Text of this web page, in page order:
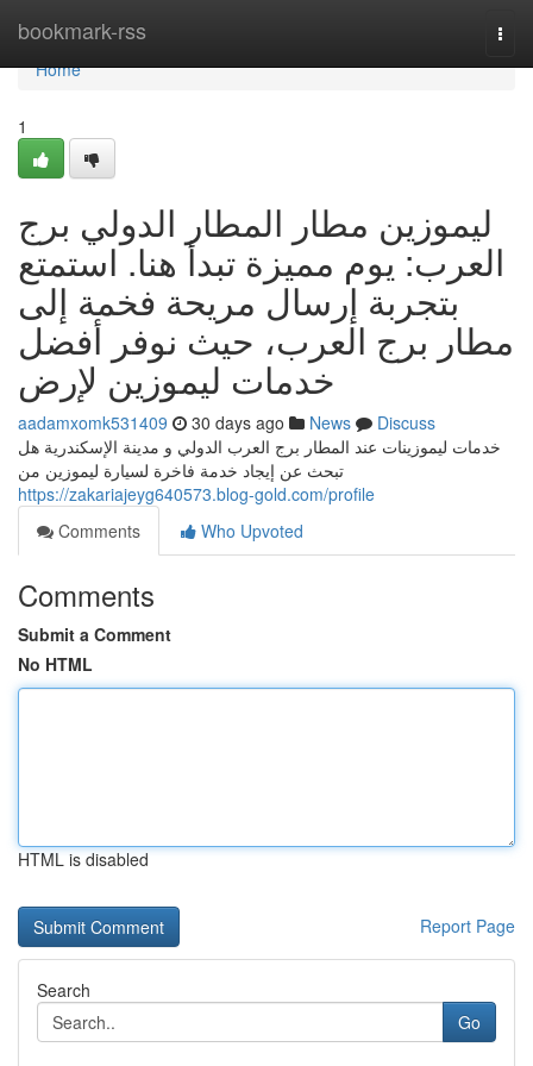
bookmark-rss
Home
Home
1
ليموزين مطار المطار الدولي برج
العرب: يوم مميزة تبدأ هنا. استمتع
بتجربة إرسال مريحة فخمة إلى
مطار برج العرب، حيث نوفر أفضل
خدمات ليموزين لإرض
aadamxomk531409 30 days ago News
Discuss
خدمات ليموزينات عند المطار برج العرب الدولي و مدينة الإسكندرية هل
تبحث عن إيجاد خدمة فاخرة لسيارة ليموزين من
https://zakariajeyg640573.blog-gold.com/profile
Comments
Who Upvoted
Comments
Submit a Comment
No HTML
HTML is disabled
Report Page
Search
Go